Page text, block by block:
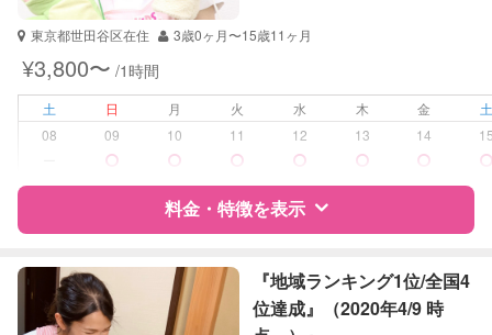
看護師
助産師
受験対策 高校受験
中学生
高校生
対応科目
国語
算数
理科
東京都世田谷区在住 3歳0ヶ月〜15歳11ヶ月
¥3,800〜 /1時間
土 日 月 火 水 木 金
08
09 10 11 12 13 14
料金・特徴を表示
特徴 料金 レビュー
『地域ランキング1位/全国4
位達成』（2020年4/9 時